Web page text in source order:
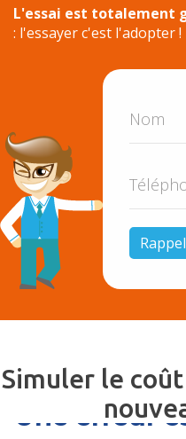
L'essai est totalement
: l'essayer c'est l'adopter !
Simuler le